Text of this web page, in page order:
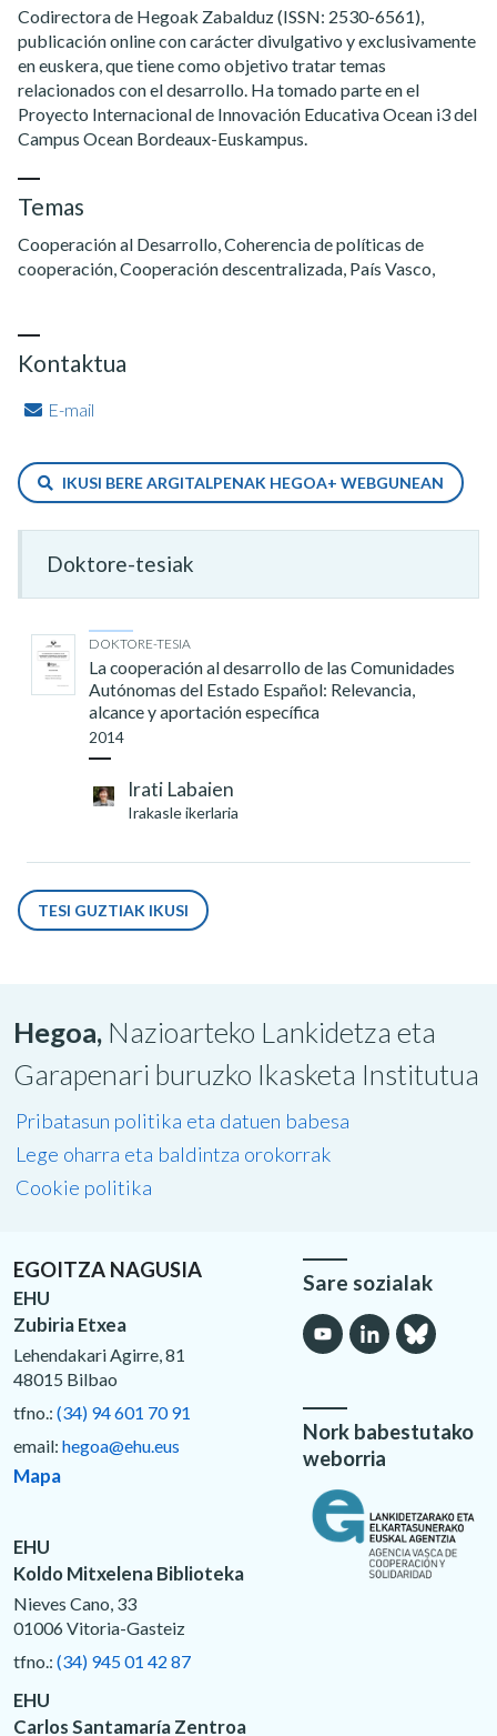
Codirectora de Hegoak Zabalduz (ISSN: 2530-6561),
publicación online con carácter divulgativo y exclusivamente
en euskera, que tiene como objetivo tratar temas
relacionados con el desarrollo. Ha tomado parte en el
Proyecto Internacional de Innovación Educativa Ocean i3 del
Campus Ocean Bordeaux-Euskampus.
Temas
Cooperación al Desarrollo, Coherencia de políticas de
cooperación, Cooperación descentralizada, País Vasco,
Kontaktua
E-mail
IKUSI BERE ARGITALPENAK HEGOA+ WEBGUNEAN
Doktore-tesiak
DOKTORE-TESIA
La cooperación al desarrollo de las Comunidades
Autónomas del Estado Español: Relevancia,
alcance y aportación específica
2014
Irati Labaien
Irakasle ikerlaria
TESI GUZTIAK IKUSI
Hegoa, Nazioarteko Lankidetza eta
Garapenari buruzko Ikasketa Institutua
Pribatasun politika eta datuen babesa
Lege oharra eta baldintza orokorrak
Cookie politika
EGOITZA NAGUSIA
EHU
Zubiria Etxea
Lehendakari Agirre, 81
48015 Bilbao
tfno.: (34) 94 601 70 91
email: hegoa@ehu.eus
Mapa
EHU
Koldo Mitxelena Biblioteka
Nieves Cano, 33
01006 Vitoria-Gasteiz
tfno.: (34) 945 01 42 87
EHU
Carlos Santamaría Zentroa
Sare sozialak
Nork babestutako
weborria